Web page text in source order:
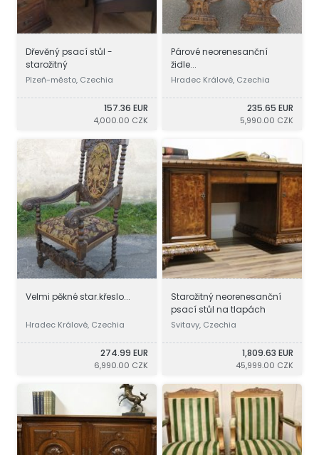
Dřevěný psací stůl -
starožitný
Plzeň-město, Czechia
157.36 EUR
4,000.00 CZK
Párové neorenesanční
židle...
Hradec Králové, Czechia
235.65 EUR
5,990.00 CZK
Velmi pěkné star.křeslo...
Hradec Králové, Czechia
274.99 EUR
6,990.00 CZK
Starožitný neorenesanční
psací stůl na tlapách
Svitavy, Czechia
1,809.63 EUR
45,999.00 CZK